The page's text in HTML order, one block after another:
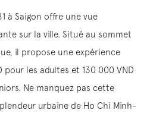
à Saigon offre une vue
sur la ville. Situé au sommet
il propose une expérience
les adultes et 130 000 VND
Ne manquez pas cette
urbaine de Ho Chi Minh-